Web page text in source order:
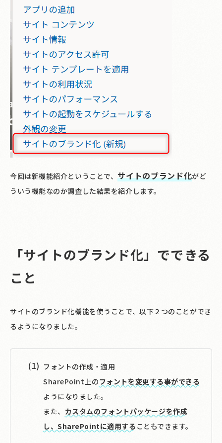
今回は新機能紹介ということで、サイトのブランド化がど
ういう機能なのか調査した結果を紹介します。
「サイトのブランド化」でできる
こと
サイトのブランド化機能を使うことで、以下２つのことができ
るようになりました。
フォントの作成・適用
SharePoint上のフォントを変更する事ができる
ようになりました。
また、 カスタムのフォントパッケージを作成
し、SharePointに適用する こともできます。